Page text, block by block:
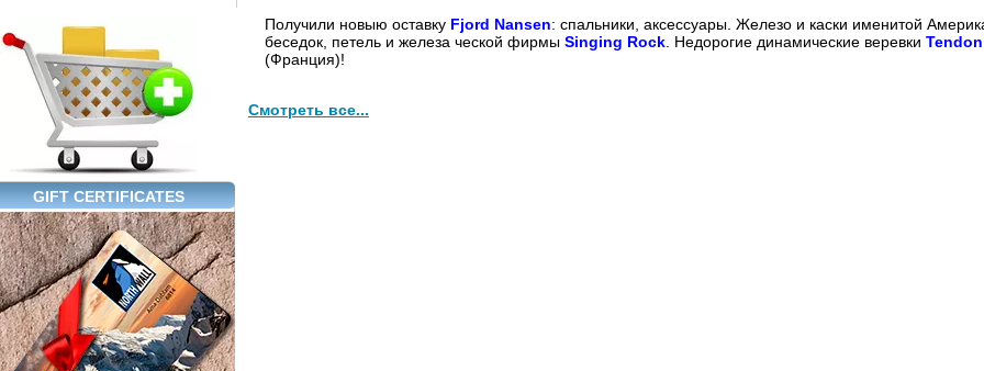
GIFT CERTIFICATES
Получили новыю оставку Fjord Nansen: спальники, аксессуары. Железо и каски именитой
беседок, петель и железа ческой фирмы Singing Rock . Недорогие динамические веревки
(Франция)!
Смотреть все...